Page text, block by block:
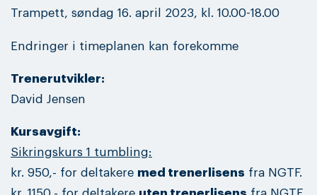
Trampett, søndag 16. april 2023, kl. 10.00-18.00
Endringer i timeplanen kan forekomme
Trenerutvikler:
David Jensen
Kursavgift:
Sikringskurs 1 tumbling:
kr. 950,- for deltakere med trenerlisens fra NGTF.